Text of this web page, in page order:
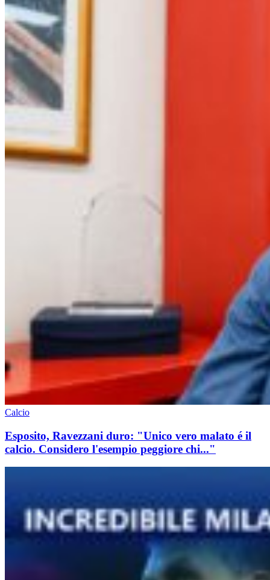
Calcio
Esposito, Ravezzani duro: "Unico vero malato é il
calcio. Considero l'esempio peggiore chi..."